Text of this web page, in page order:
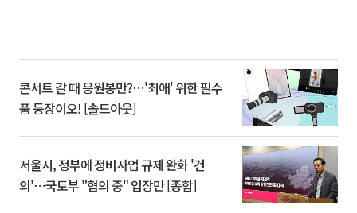
콘서트 갈 때 응원봉만?⋯'최애' 위한 필수
품 등장이오! [솔드아웃]
서울시, 정부에 정비사업 규제 완화 '건
의'⋯국토부 "협의 중" 입장만 [종합]